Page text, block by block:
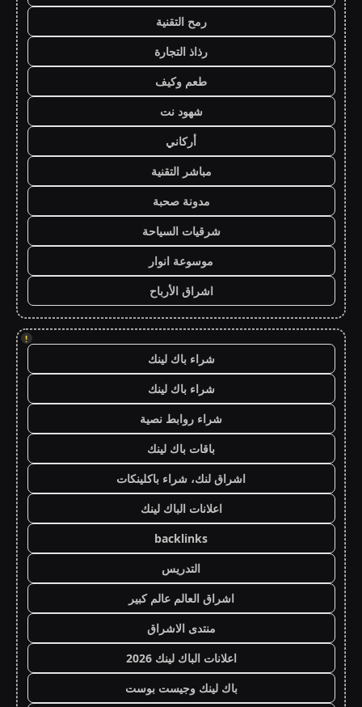
رمح التقنية
رذاذ التجارة
طعم وكيف
شهود نت
أركاني
مباشر التقنية
مدونة صحبة
شرقيات السياحة
موسوعة انوار
اشراق الأرباح
!
شراء باك لينك
شراء باك لينك
شراء روابط نصية
باقات باك لينك
اشراق لنك، شراء باكلينكات
اعلانات الباك لينك
backlinks
التدريس
اشراق العالم عالم كبير
منتدى الاشراق
اعلانات الباك لينك 2026
باك لينك وجيست بوست